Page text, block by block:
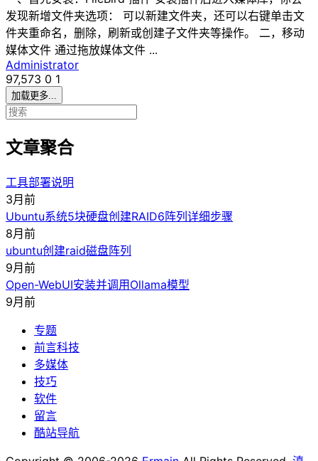
发现新增文件夹选项： 可以新建文件夹，还可以右键单击文
件夹重命名，删除，刷新或创建子文件夹等操作。 二，移动
媒体文件 通过拖放媒体文件 ...
Administrator
97,573 0 1
加载更多...
文章聚合
工具部署说明
3月前
Ubuntu系统5块硬盘创建RAID6阵列详细步骤
8月前
ubuntu创建raid磁盘阵列
9月前
Open-WebUI安装并调用Ollama模型
9月前
专题
前言科技
多媒体
技巧
软件
留言
酷站导航